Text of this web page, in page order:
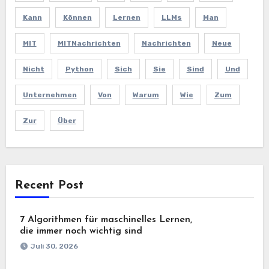
Kann Können Lernen LLMs Man
MIT MITNachrichten Nachrichten Neue
Nicht Python Sich Sie Sind Und
Unternehmen Von Warum Wie Zum
Zur Über
Recent Post
7 Algorithmen für maschinelles Lernen,
die immer noch wichtig sind
Juli 30, 2026